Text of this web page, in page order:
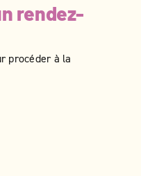
rendez-
procéder à la